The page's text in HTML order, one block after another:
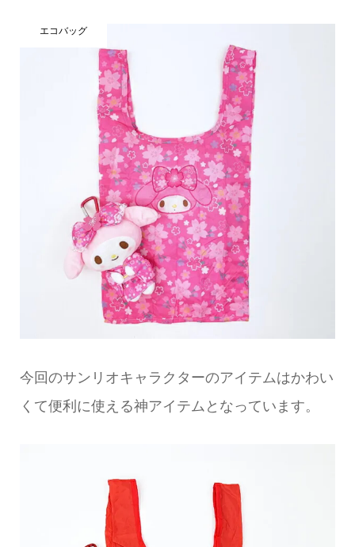
エコバッグ
今回のサンリオキャラクターのアイテムはかわい
くて便利に使える神アイテムとなっています。